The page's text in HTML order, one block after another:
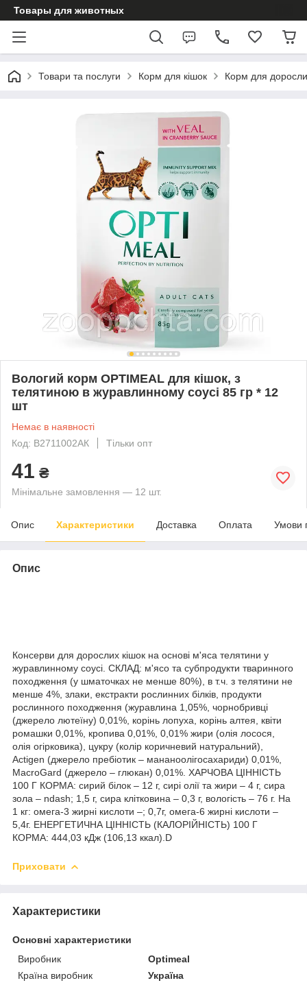
Товары для животных
Товари та послуги Корм для кішок Корм для
Вологий корм OPTIMEAL для кішок, з
телятиною в журавлинному соусі 85 гр * 12
шт
Немає в наявності
Код: B2711002АК
Тільки опт
41 ₴
Мінімальне замовлення — 12 шт.
Опис Характеристики Доставка Оплата Умови
Опис
Консерви для дорослих кішок на основі м'яса телятини у
журавлинному соусі. СКЛАД: м'ясо та субпродукти тваринного
походження (у шматочках не менше 80%), в т.ч. з телятини не
менше 4%, злаки, екстракти рослинних білків, продукти
рослинного походження (журавлина 1,05%, чорнобривці
(джерело лютеїну) 0,01%, корінь лопуха, корінь алтея, квіти
ромашки 0,01%, кропива 0,01%, 0,01% жири (олія лосося,
олія огірковика), цукру (колір коричневий натуральний),
Actigen (джерело пребіотик – мананоолігосахариди) 0,01%,
MacroGard (джерело – глюкан) 0,01%. ХАРЧОВА ЦІННІСТЬ
100 Г КОРМА: сирий білок – 12 г, сирі олії та жири – 4 г, сира
зола – ndash; 1,5 г, сира клітковина – 0,3 г, вологість – 76 г. На
1 кг: омега-3 жирні кислоти –; 0,7г, омега-6 жирні кислоти –
5,4г. ЕНЕРГЕТИЧНА ЦІННІСТЬ (КАЛОРІЙНІСТЬ) 100 Г
КОРМА: 444,03 кДж (106,13 ккал).D
Приховати
Характеристики
Основні характеристики
Виробник
Optimeal
Країна виробник
Україна